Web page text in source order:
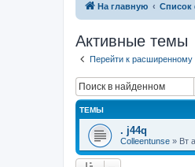
На главную
Активные темы
Перейти к расширенному
ТЕМЫ
. j44q
Colleentunse » Вт